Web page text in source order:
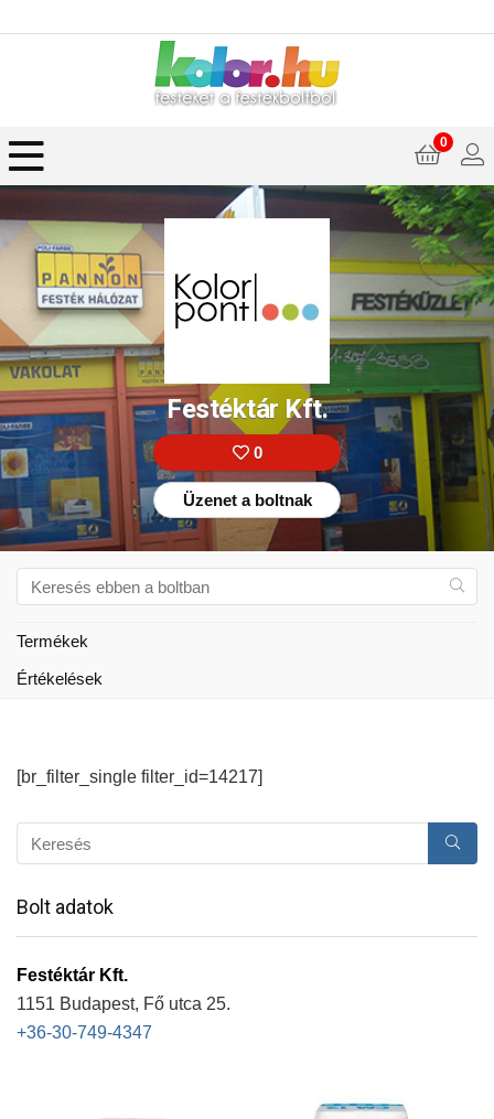
0
Festéktár Kft.
0
Üzenet a boltnak
Termékek
Értékelések
[br_filter_single filter_id=14217]
Bolt adatok
Festéktár Kft.
1151 Budapest, Fő utca 25.
+36-30-749-4347